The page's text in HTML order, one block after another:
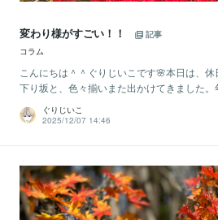
変わり様がすごい！！
記事
コラム
こんにちは＾＾ぐりじいこです🌸本日は、
下り坂と、色々揃いまた出かけてきました。
ぐりじいこ
2025/12/07 14:46